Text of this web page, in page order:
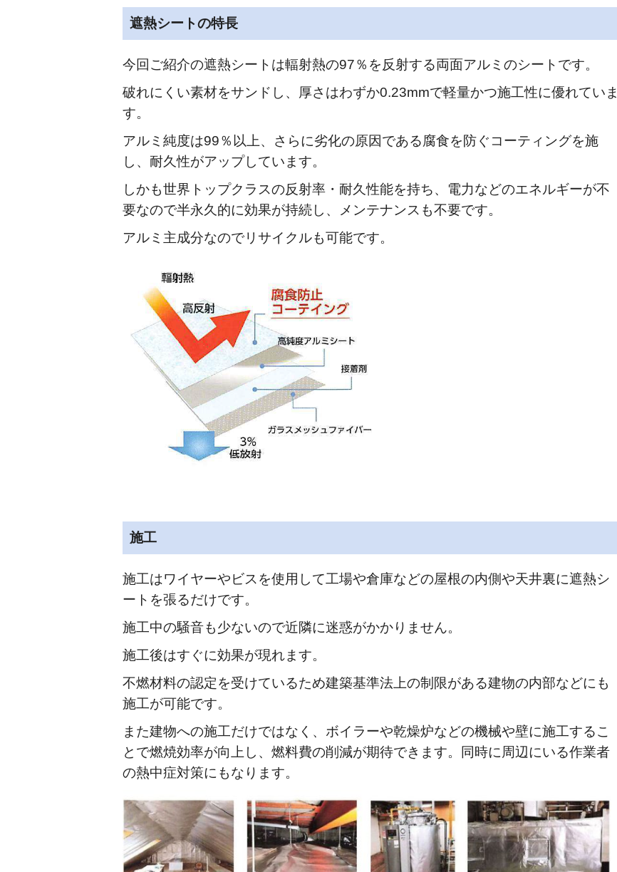
遮熱シートの特長
今回ご紹介の遮熱シートは輻射熱の97％を反射する両面アルミのシートです。
破れにくい素材をサンドし、厚さはわずか0.23mmで軽量かつ施工性に優れていま
す。
アルミ純度は99％以上、さらに劣化の原因である腐食を防ぐコーティングを施
し、耐久性がアップしています。
しかも世界トップクラスの反射率・耐久性能を持ち、電力などのエネルギーが不
要なので半永久的に効果が持続し、メンテナンスも不要です。
アルミ主成分なのでリサイクルも可能です。
施工
施工はワイヤーやビスを使用して工場や倉庫などの屋根の内側や天井裏に遮熱シ
ートを張るだけです。
施工中の騒音も少ないので近隣に迷惑がかかりません。
施工後はすぐに効果が現れます。
不燃材料の認定を受けているため建築基準法上の制限がある建物の内部などにも
施工が可能です。
また建物への施工だけではなく、ボイラーや乾燥炉などの機械や壁に施工するこ
とで燃焼効率が向上し、燃料費の削減が期待できます。同時に周辺にいる作業者
の熱中症対策にもなります。